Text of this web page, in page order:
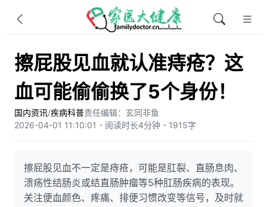
擦屁股见血就认准痔疮？这
血可能偷偷换了5个身份！
国内资讯/疾病科普责任编辑：玄同非鱼​
2026-04-01 11:10:01 - 阅读时长4分钟 - 1915字
擦屁股见血不一定是痔疮，可能是肛裂、直肠息肉、
溃疡性结肠炎或结直肠肿瘤等5种肛肠疾病的表现。
关注便血颜色、疼痛、排便习惯改变等信号，及时就